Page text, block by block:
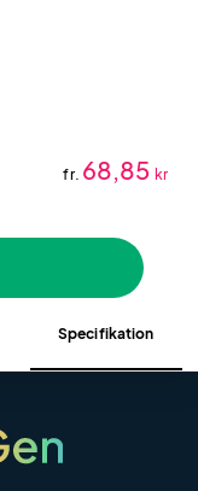
fr. 68,85 kr
Specifikation